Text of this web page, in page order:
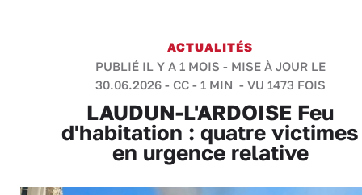
ACTUALITÉS
PUBLIÉ IL Y A 1 MOIS - MISE À JOUR LE
30.06.2026 - CC- 1 MIN - VU 1473 FOIS
LAUDUN-L'ARDOISE Feu
d'habitation : quatre victimes
en urgence relative